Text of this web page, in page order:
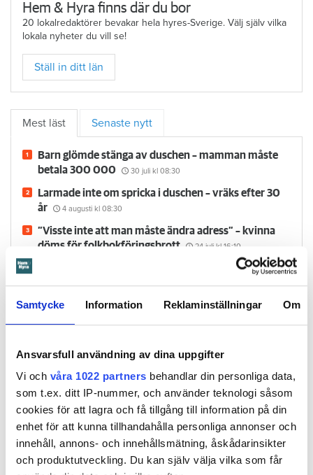
Samtycke Information Reklaminställningar Om
Ansvarsfull användning av dina uppgifter
Vi och våra 1022 partners behandlar din personliga data,
som t.ex. ditt IP-nummer, och använder teknologi såsom
cookies för att lagra och få tillgång till information på din
enhet för att kunna tillhandahålla personliga annonser och
innehåll, annons- och innehållsmätning, åskådarinsikter
och produktutveckling. Du kan själv välja vilka som får
Hem & Hyra finns där du bor
20 lokalredaktörer bevakar hela hyres-Sverige. Välj själv vilka
lokala nyheter du vill se!
Ställ in ditt län
Mest läst Senaste nytt
Barn glömde stänga av duschen – mamman måste
betala 300 000
30 juli kl 08:30
Larmade inte om spricka i duschen – vräks efter 30
år
4 augusti kl 08:30
”Visste inte att man måste ändra adress” – kvinna
döms för folkbokföringsbrott
24 juli kl 16:10
Flyttfirma anmäls: dök upp tre timmar för sent och
höjde priset på grund av bilköer
24 juli kl 09:30
Försvunnen man får behålla sin lägenhet
29 juli kl 08:30
Hem & Hyra TV